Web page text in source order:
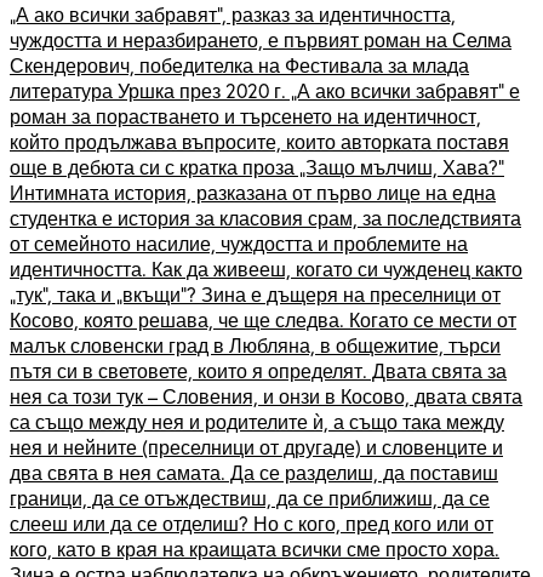
„А ако всички забравят“, разказ за идентичността,
чуждостта и неразбирането, е първият роман на Селма
Скендерович, победителка на Фестивала за млада
литература Уршка през 2020 г. „А ако всички забравят“ е
роман за порастването и търсенето на идентичност,
който продължава въпросите, които авторката поставя
още в дебюта си с кратка проза „Защо мълчиш, Хава?“
Интимната история, разказана от първо лице на една
студентка е история за класовия срам, за последствията
от семейното насилие, чуждостта и проблемите на
идентичността. Как да живееш, когато си чужденец както
„тук“, така и „вкъщи“? Зина е дъщеря на преселници от
Косово, която решава, че ще следва. Когато се мести от
малък словенски град в Любляна, в общежитие, търси
пътя си в световете, които я определят. Двата свята за
нея са този тук – Словения, и онзи в Косово, двата свята
са също между нея и родителите ѝ, а също така между
нея и нейните (преселници от другаде) и словенците и
два свята в нея самата. Да се разделиш, да поставиш
граници, да се отъждествиш, да се приближиш, да се
слееш или да се отделиш? Но с кого, пред кого или от
кого, като в края на краищата всички сме просто хора.